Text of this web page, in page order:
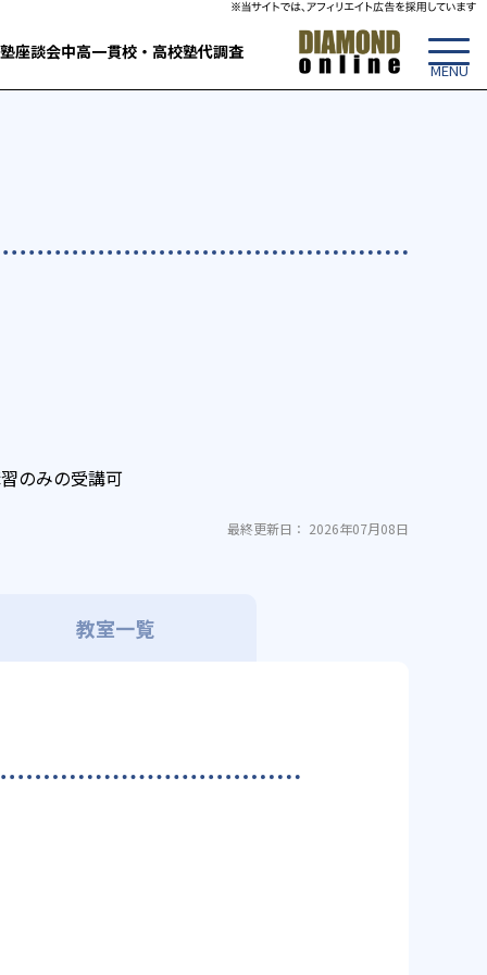
座談会中高一貫校・高校塾代調査
のみの受講可
最終更新日： 2026年07月08日
教室一覧